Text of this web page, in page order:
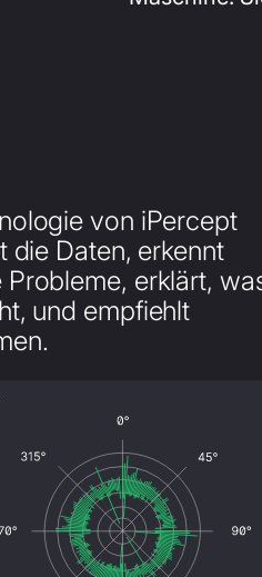
von iPercept
die Daten, erkennt
Probleme, erklärt,
und empfiehlt